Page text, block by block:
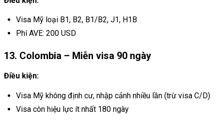
Visa Mỹ loại B1, B2, B1/B2, J1, H1B
Phí AVE: 200 USD
13. Colombia – Miễn visa 90 ngày
Điều kiện:
Visa Mỹ không định cư, nhập cảnh nhiều lần (trừ visa C/D)
Visa còn hiệu lực ít nhất 180 ngày